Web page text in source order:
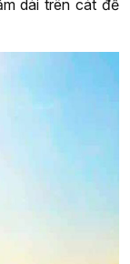
dài trên cát để